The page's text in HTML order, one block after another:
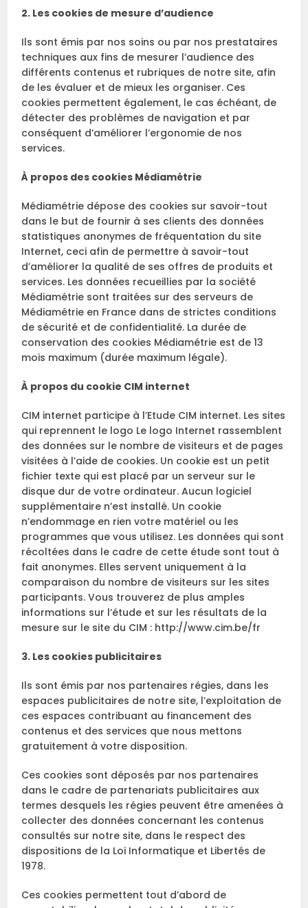
2. Les cookies de mesure d’audience
Ils sont émis par nos soins ou par nos prestataires
techniques aux fins de mesurer l’audience des
différents contenus et rubriques de notre site, afin
de les évaluer et de mieux les organiser. Ces
cookies permettent également, le cas échéant, de
détecter des problèmes de navigation et par
conséquent d’améliorer l’ergonomie de nos
services.
À propos des cookies Médiamétrie
Médiamétrie dépose des cookies sur savoir-tout
dans le but de fournir à ses clients des données
statistiques anonymes de fréquentation du site
Internet, ceci afin de permettre à savoir-tout
d’améliorer la qualité de ses offres de produits et
services. Les données recueillies par la société
Médiamétrie sont traitées sur des serveurs de
Médiamétrie en France dans de strictes conditions
de sécurité et de confidentialité. La durée de
conservation des cookies Médiamétrie est de 13
mois maximum (durée maximum légale).
À propos du cookie CIM internet
CIM internet participe à l’Etude CIM internet. Les sites
qui reprennent le logo Le logo Internet rassemblent
des données sur le nombre de visiteurs et de pages
visitées à l’aide de cookies. Un cookie est un petit
fichier texte qui est placé par un serveur sur le
disque dur de votre ordinateur. Aucun logiciel
supplémentaire n’est installé. Un cookie
n’endommage en rien votre matériel ou les
programmes que vous utilisez. Les données qui sont
récoltées dans le cadre de cette étude sont tout à
fait anonymes. Elles servent uniquement à la
comparaison du nombre de visiteurs sur les sites
participants. Vous trouverez de plus amples
informations sur l’étude et sur les résultats de la
mesure sur le site du CIM : http://www.cim.be/fr
3. Les cookies publicitaires
Ils sont émis par nos partenaires régies, dans les
espaces publicitaires de notre site, l’exploitation de
ces espaces contribuant au financement des
contenus et des services que nous mettons
gratuitement à votre disposition.
Ces cookies sont déposés par nos partenaires
dans le cadre de partenariats publicitaires aux
termes desquels les régies peuvent être amenées à
collecter des données concernant les contenus
consultés sur notre site, dans le respect des
dispositions de la Loi Informatique et Libertés de
1978.
Ces cookies permettent tout d’abord de